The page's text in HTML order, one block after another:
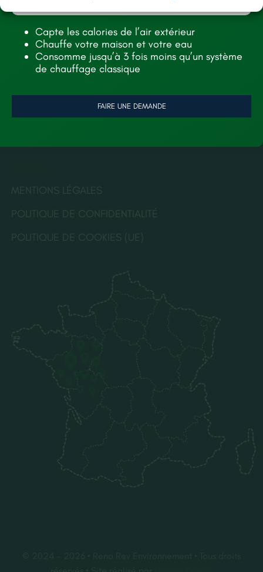
SERVICES
TOITURE
FAÇADE
ISOLATION
AIDES
À PROPOS
NOS RÉALISATIONS
RECRUTEMENT
CONTACT
MENTIONS LÉGALES
POLITIQUE DE CONFIDENTIALITÉ
POLITIQUE DE COOKIES (UE)
Capte les calories de l’air extérieur
Chauffe votre maison et votre eau
Consomme jusqu’à 3 fois moins qu’un système
de chauffage classique
FAIRE UNE DEMANDE